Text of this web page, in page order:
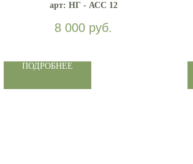
арт: НГ - АСС 12
8 000 руб.
ПОДРОБНЕЕ